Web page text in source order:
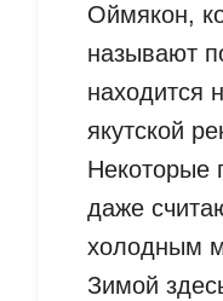
Оймякон,
называют
находится
якутской
Некоторые
даже
холодным
Зимой